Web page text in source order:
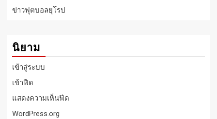
ข่าวฟุตบอลยุโรป
นิยาม
เข้าสู่ระบบ
เข้าฟีด
แสดงความเห็นฟีด
WordPress.org